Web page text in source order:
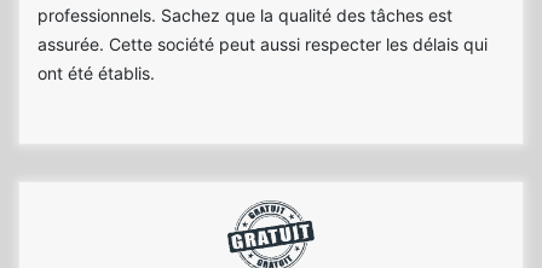
professionnels. Sachez que la qualité des tâches est
assurée. Cette société peut aussi respecter les délais qui
ont été établis.